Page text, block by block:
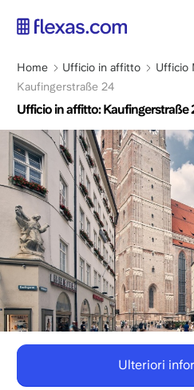
principale
Briciole
di
pane
Home Ufficio in affitto
Ufficio
Kaufingerstraße 24
Ufficio in affitto: Kaufingerstraße
Ulteriori